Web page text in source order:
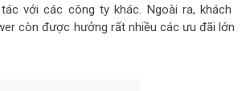
với các công ty khác. Ngoài ra, khách
còn được hưởng rất nhiều các ưu đãi lớn